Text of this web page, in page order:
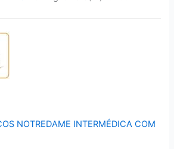
NOTREDAME INTERMÉDICA COM